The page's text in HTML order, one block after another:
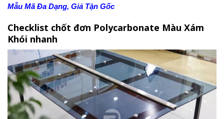
Mẫu Mã Đa Dạng, Giá Tận Gốc
Checklist chốt đơn Polycarbonate Màu Xám
Khói nhanh